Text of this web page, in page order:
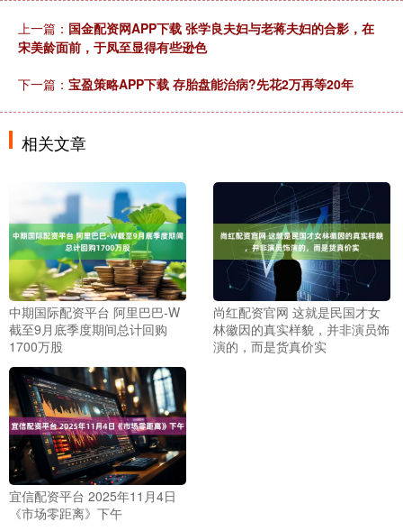
上一篇： 国金配资网APP下载 张学良夫妇与老蒋夫妇的合影，在
宋美龄面前，于凤至显得有些逊色
下一篇： 宝盈策略APP下载 存胎盘能治病?先花2万再等20年
相关文章
中期国际配资平台 阿里巴巴-W
截至9月底季度期间总计回购
1700万股
尚红配资官网 这就是民国才女
林徽因的真实样貌，并非演员饰
演的，而是货真价实
宜信配资平台 2025年11月4日
《市场零距离》下午